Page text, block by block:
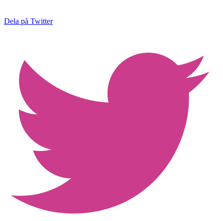
Dela på Twitter